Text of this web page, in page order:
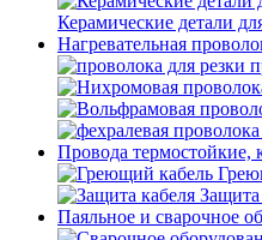
Керамические детали
Нагревательная
Провода термостойкие,
Защита
Паяльное и сварочное